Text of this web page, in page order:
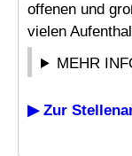
offenen und
vielen
MEHR
▶ Zur